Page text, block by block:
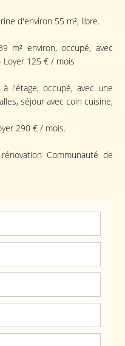
d'environ 55 m², libre.
m² environ, occupé, avec
Loyer 125 € / mois
l'étage, occupé, avec une
séjour avec coin cuisine,
290 € / mois.
Communauté de